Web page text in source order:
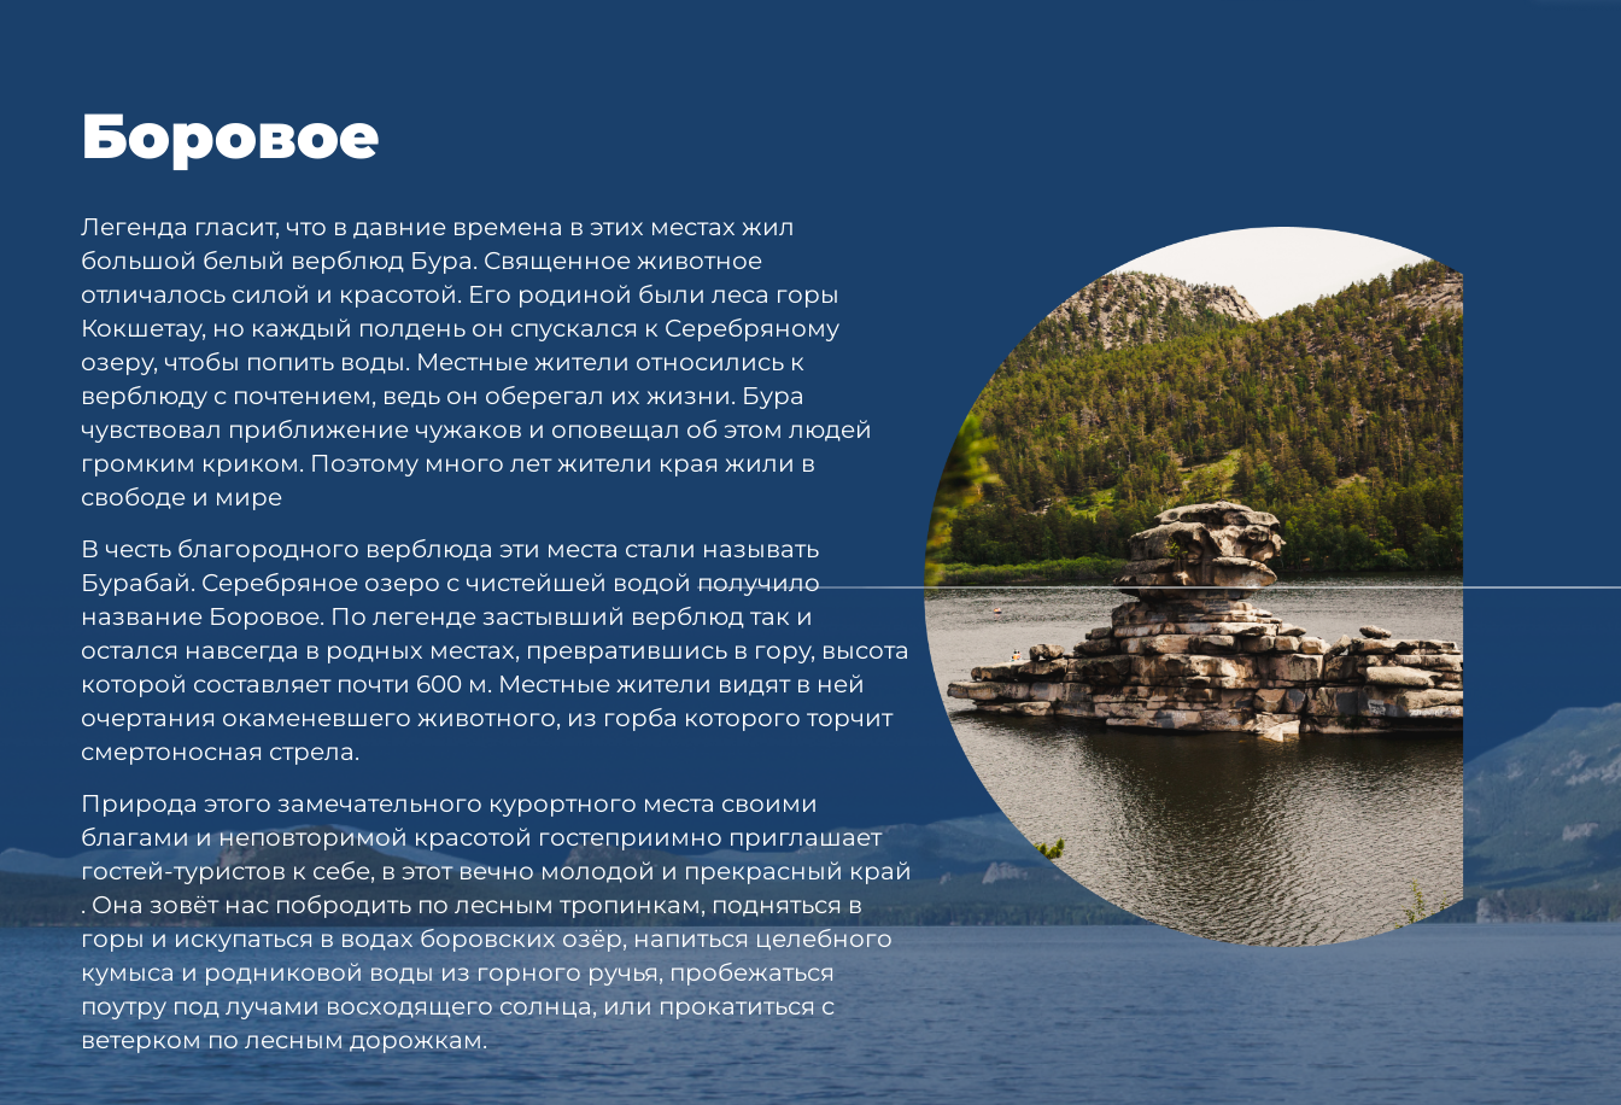
Боровое
Легенда гласит, что в давние времена в этих местах жил
большой белый верблюд Бура. Священное животное
отличалось силой и красотой. Его родиной были леса горы
Кокшетау, но каждый полдень он спускался к Серебряному
озеру, чтобы попить воды. Местные жители относились к
верблюду с почтением, ведь он оберегал их жизни. Бура
чувствовал приближение чужаков и оповещал об этом людей
громким криком. Поэтому много лет жители края жили в
свободе и мире
В честь благородного верблюда эти места стали называть
Бурабай. Серебряное озеро с чистейшей водой получило
название Боровое. По легенде застывший верблюд так и
остался навсегда в родных местах, превратившись в гору, высота
которой составляет почти 600 м. Местные жители видят в ней
очертания окаменевшего животного, из горба которого торчит
смертоносная стрела.
Природа этого замечательного курортного места своими
благами и неповторимой красотой гостеприимно приглашает
гостей-туристов к себе, в этот вечно молодой и прекрасный край
. Она зовёт нас побродить по лесным тропинкам, подняться в
горы и искупаться в водах боровских озёр, напиться целебного
кумыса и родниковой воды из горного ручья, пробежаться
поутру под лучами восходящего солнца, или прокатиться с
ветерком по лесным дорожкам.